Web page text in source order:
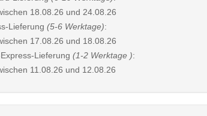
18.08.26 und 24.08.26
Lieferung (5-6 Werktage):
17.08.26 und 18.08.26
Lieferung (1-2 Werktage ):
11.08.26 und 12.08.26